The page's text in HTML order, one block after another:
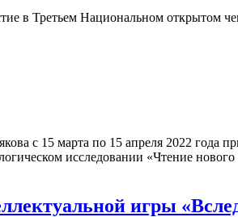
в Третьем Национальном открытом
с 15 марта по 15 апреля 2022 года
исследовании «Чтение
игры